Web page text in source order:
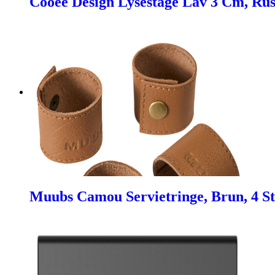
Muubs Camou Servietringe, Brun, 4